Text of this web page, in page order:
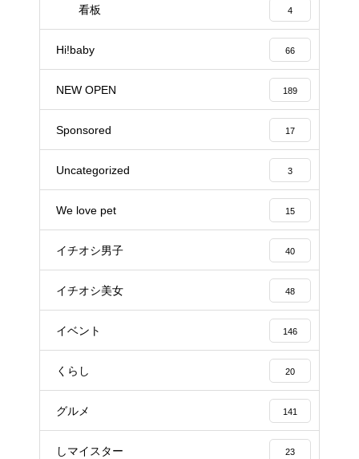
看板 4
Hi!baby 66
NEW OPEN 189
Sponsored 17
Uncategorized 3
We love pet 15
イチオシ男子 40
イチオシ美女 48
イベント 146
くらし 20
グルメ 141
しマイスター 23